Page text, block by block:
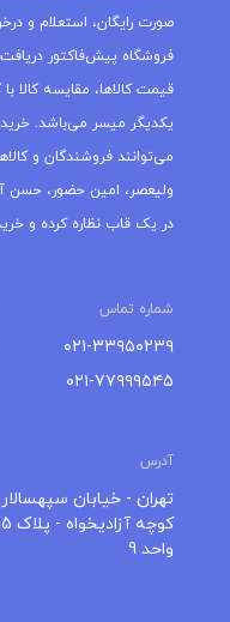
صورت رایگان، استعلام و
فروشگاه پیش‌فاکتور دریافت
قیمت کالاها، مقایسه کالا
یکدیگر میسر می‌باشد.
می‌توانند فروشندگان و
ولیعصر، امین حضور، حسن
در یک قاب نظاره کرده و
شماره تماس
۰۲۱-۳۳۹۵۰۲۳۹
۰۲۱-۷۷۹۹۹۵۴۵
آدرس
تهران - خیابان
واحد 9